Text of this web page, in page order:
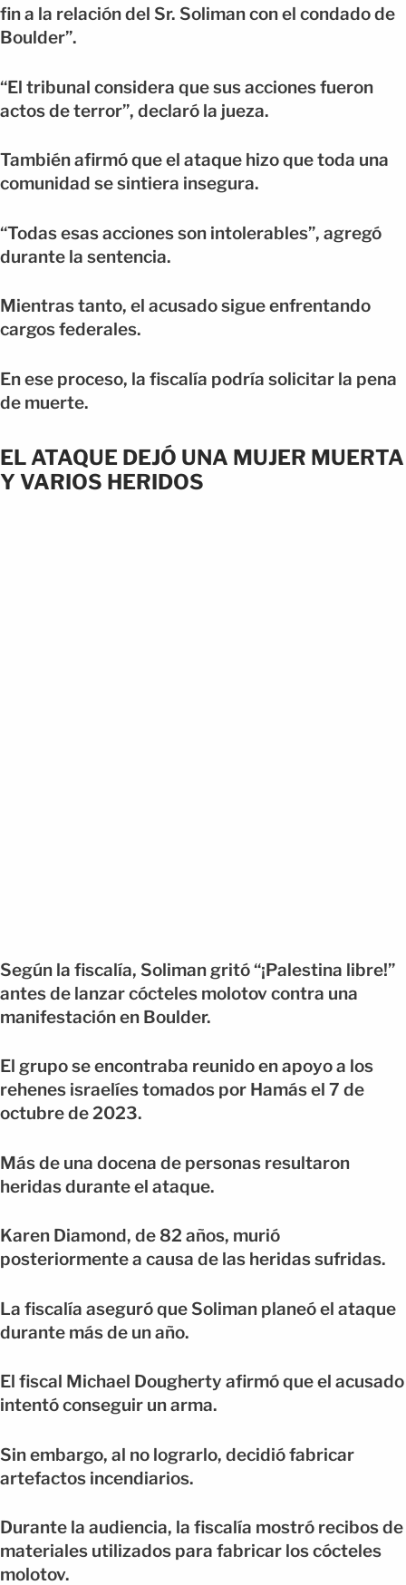
fin a la relación del Sr. Soliman con el condado de
Boulder”.
“El tribunal considera que sus acciones fueron
actos de terror”, declaró la jueza.
También afirmó que el ataque hizo que toda una
comunidad se sintiera insegura.
“Todas esas acciones son intolerables”, agregó
durante la sentencia.
Mientras tanto, el acusado sigue enfrentando
cargos federales.
En ese proceso, la fiscalía podría solicitar la pena
de muerte.
EL ATAQUE DEJÓ UNA MUJER MUERTA
Y VARIOS HERIDOS
Según la fiscalía, Soliman gritó “¡Palestina libre!”
antes de lanzar cócteles molotov contra una
manifestación en Boulder.
El grupo se encontraba reunido en apoyo a los
rehenes israelíes tomados por Hamás el 7 de
octubre de 2023.
Más de una docena de personas resultaron
heridas durante el ataque.
Karen Diamond, de 82 años, murió
posteriormente a causa de las heridas sufridas.
La fiscalía aseguró que Soliman planeó el ataque
durante más de un año.
El fiscal Michael Dougherty afirmó que el acusado
intentó conseguir un arma.
Sin embargo, al no lograrlo, decidió fabricar
artefactos incendiarios.
Durante la audiencia, la fiscalía mostró recibos de
materiales utilizados para fabricar los cócteles
molotov.